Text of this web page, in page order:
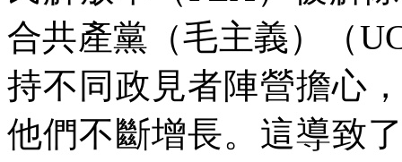
合共產黨（毛主義）（
持不同政見者陣營擔心
他們不斷增長。這導致